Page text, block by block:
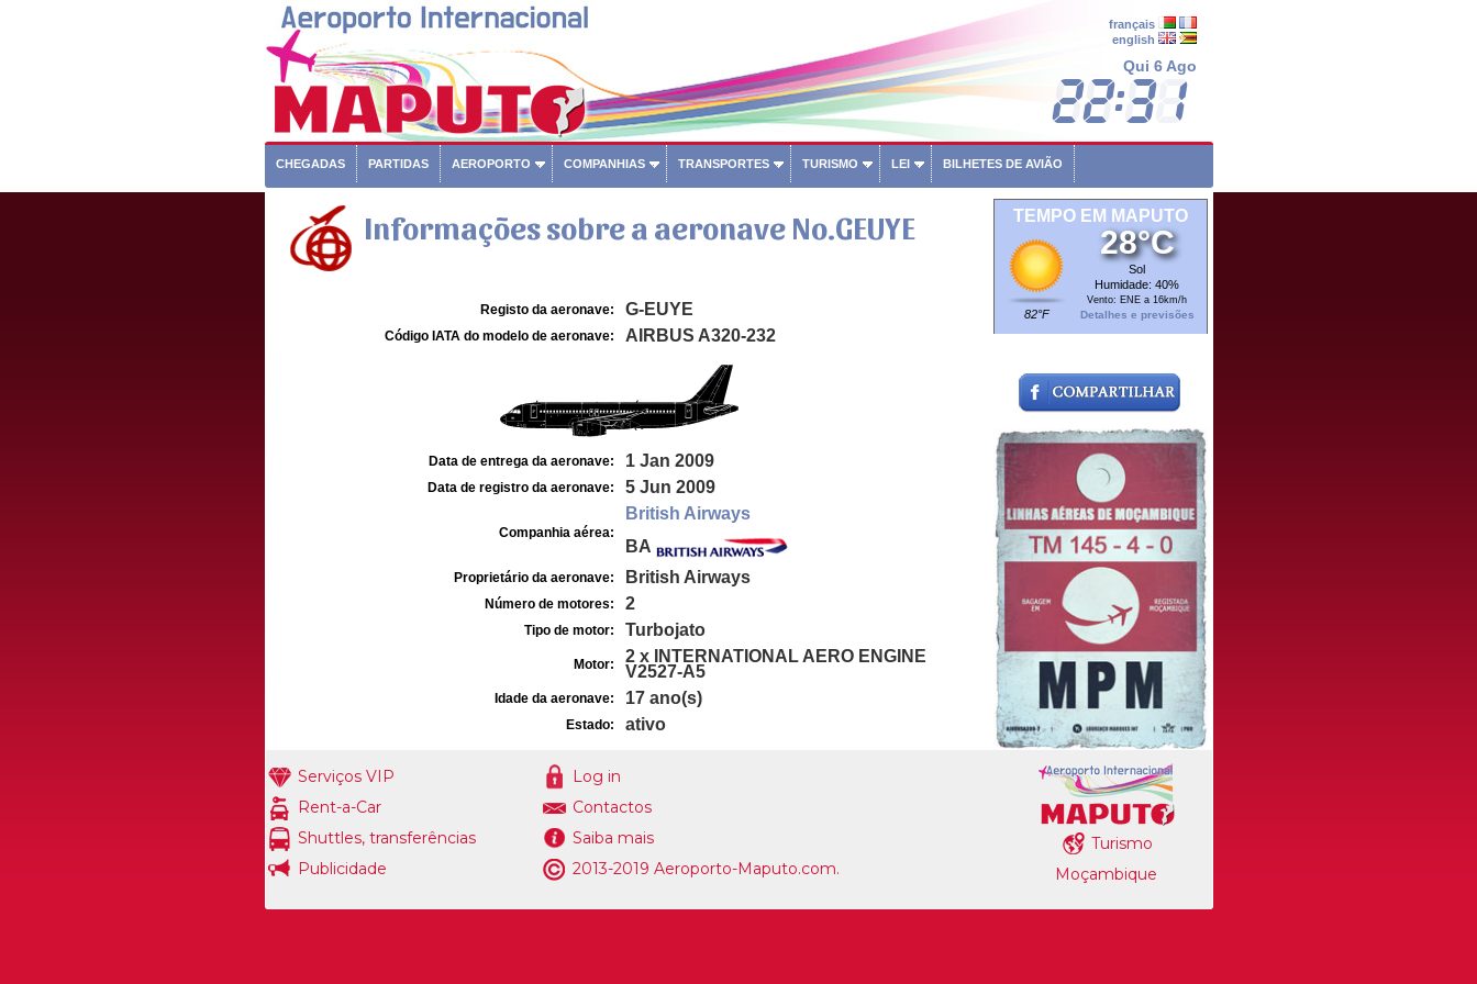
français
english
Qui 6 Ago
CHEGADAS PARTIDAS AEROPORTO COMPANHIAS TRANSPORTES TURISMO LEI BILHETES DE AVIÃO
Informações sobre a aeronave No.GEUYE
Registo da aeronave: G-EUYE
Código IATA do modelo de aeronave: AIRBUS A320-232
Data de entrega da aeronave: 1 Jan 2009
Data de registro da aeronave: 5 Jun 2009
Companhia aérea:
British Airways
BA
Proprietário da aeronave: British Airways
Número de motores: 2
Tipo de motor: Turbojato
Motor:
2 x INTERNATIONAL AERO ENGINE
V2527-A5
Idade da aeronave: 17 ano(s)
Estado: ativo
TEMPO EM MAPUTO
82°F
28°C
Sol
Humidade: 40%
Vento: ENE a 16km/h
Detalhes e previsões
Serviços VIP
Rent-a-Car
Shuttles, transferências
Publicidade
Log in
Contactos
Saiba mais
2013-2019 Aeroporto-Maputo.com.
Turismo
Moçambique